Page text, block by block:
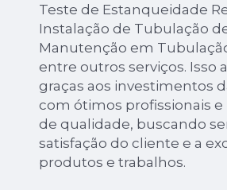
Teste de Estanqueidade
Instalação de Tubulação
Manutenção em
entre outros serviços. Isso
graças aos investimentos
com ótimos profissionais e
de qualidade, buscando
satisfação do cliente e a
produtos e trabalhos.